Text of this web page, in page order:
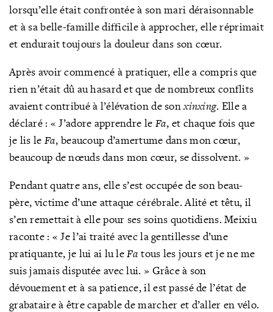
lorsqu’elle était confrontée à son mari déraisonnable
et à sa belle-famille difficile à approcher, elle réprimait
et endurait toujours la douleur dans son cœur.
Après avoir commencé à pratiquer, elle a compris que
rien n’était dû au hasard et que de nombreux conflits
avaient contribué à l’élévation de sonxinxing. Elle a
déclaré : « J’adore apprendre le Fa, et chaque fois que
je lis le Fa, beaucoup d’amertume dans mon cœur,
beaucoup de nœuds dans mon cœur, se dissolvent. »
Pendant quatre ans, elle s’est occupée de son beau-
père, victime d’une attaque cérébrale. Alité et têtu, il
s’en remettait à elle pour ses soins quotidiens. Meixiu
raconte : « Je l’ai traité avec la gentillesse d’une
pratiquante, je lui ai lu leFa tous les jours et je ne me
suis jamais disputée avec lui. » Grâce à son
dévouement et à sa patience, il est passé de l’état de
grabataire à être capable de marcher et d’aller en vélo.